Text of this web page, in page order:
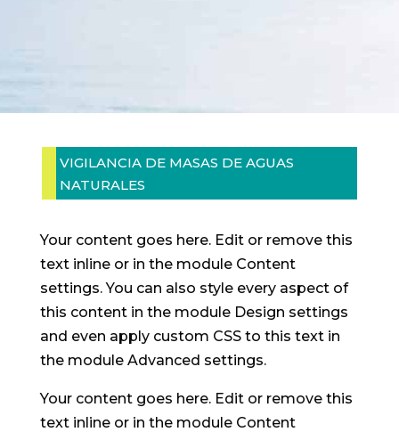
VIGILANCIA DE MASAS DE AGUAS
NATURALES
Your content goes here. Edit or remove this
text inline or in the module Content
settings. You can also style every aspect of
this content in the module Design settings
and even apply custom CSS to this text in
the module Advanced settings.
Your content goes here. Edit or remove this
text inline or in the module Content